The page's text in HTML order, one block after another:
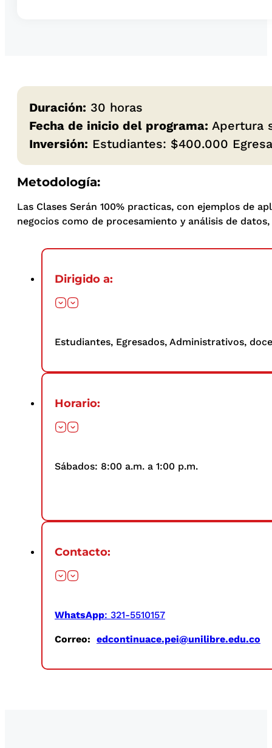
Duración: 30 horas
Fecha de inicio del programa: Apertura
Inversión: Estudiantes: $400.000
Metodología:
Las Clases Serán 100% practicas, con ejemplos de
negocios como de procesamiento y análisis de
Dirigido a:
Estudiantes, Egresados, Administrativos,
Horario:
Sábados: 8:00 a.m. a 1:00 p.m.
Contacto:
WhatsApp: 321-5510157
Correo: edcontinuace.pei@unilibre.edu.co